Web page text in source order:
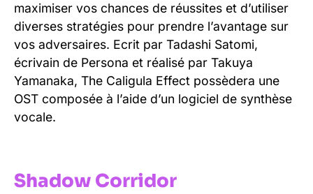
maximiser vos chances de réussites et d’utiliser
diverses stratégies pour prendre l’avantage sur
vos adversaires. Ecrit par Tadashi Satomi,
écrivain de Persona et réalisé par Takuya
Yamanaka, The Caligula Effect possèdera une
OST composée à l’aide d’un logiciel de synthèse
vocale.
Shadow Corridor